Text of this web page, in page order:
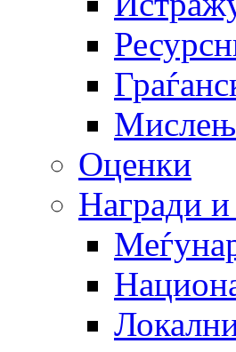
Оценки
Награди и